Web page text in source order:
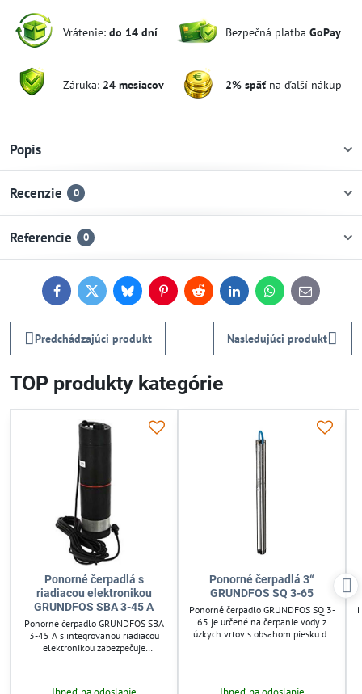
Vrátenie: do 14 dní Bezpečná platba GoPay
Záruka: 24 mesiacov 2% späťna ďalší nákup
Popis
Recenzie 0
Referencie 0
FacebookTwitterBlueskyPinterestReddit LinkedInWhatsApp
E-
mail
Predchádzajúci produkt Nasledujúci produkt
TOP produkty kategórie
Ponorné čerpadlá s
riadiacou elektronikou
GRUNDFOS SBA 3-45 A
Ponorné čerpadlo GRUNDFOS SBA
3-45 A s integrovanou riadiacou
elektronikou zabezpečuje
Ponorné čerpadlá 3“
GRUNDFOS SQ 3-65
Ponorné čerpadlo GRUNDFOS SQ 3-
65 je určené na čerpanie vody z
úzkych vrtov s obsahom piesku do